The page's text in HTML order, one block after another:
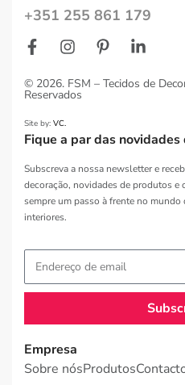
+351 255 861 179
© 2026. FSM – Tecidos de
Reservados
Site by: VC.
Fique a par das novidades
Subscreva a nossa newsletter e
decoração, novidades de produtos e
sempre um passo à frente no mundo
interiores.
Empresa
Sobre nósProdutos